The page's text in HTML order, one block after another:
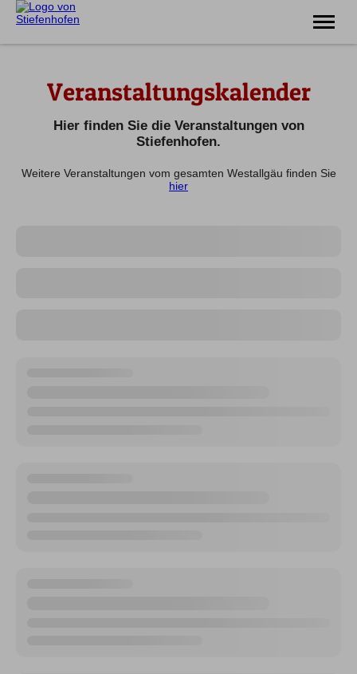
Familie
Unterkünfte
Prospekte
Veranstaltungskalender
Hier finden Sie die Veranstaltungen von
Stiefenhofen.
Weitere Veranstaltungen vom gesamten Westallgäu finden Sie
hier